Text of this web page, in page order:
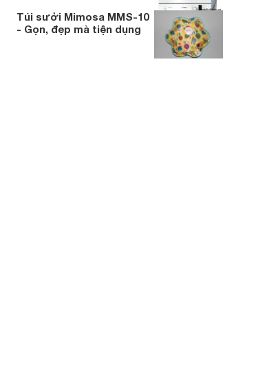
Túi sưởi Mimosa MMS-10
- Gọn, đẹp mà tiện dụng